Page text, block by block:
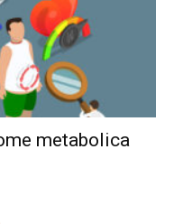
metabolica